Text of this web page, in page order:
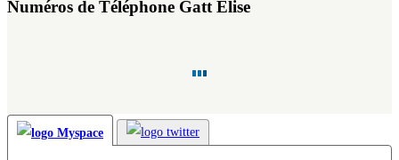
Numéros de Téléphone Gatt Elise